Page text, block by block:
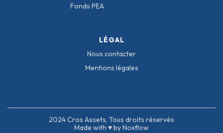
Fonds PEA
LÉGAL
Nous contacter
Mentions légales
2024 Cros Assets, Tous droits réservés
Made with ♥ by Noxflow